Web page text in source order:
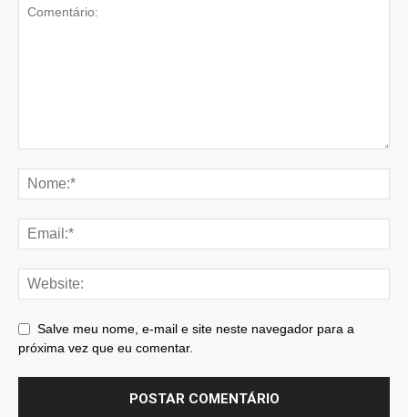
Salve meu nome, e-mail e site neste navegador para a
próxima vez que eu comentar.